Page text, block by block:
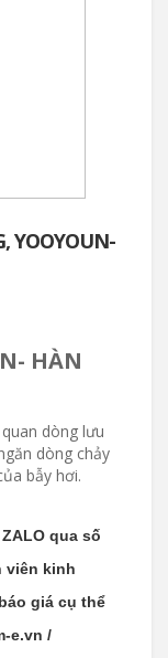
YOOYOUN-
HÀN
dòng lưu
dòng chảy
bẫy hơi.
qua số
viên kinh
giá cụ thể
e.vn /